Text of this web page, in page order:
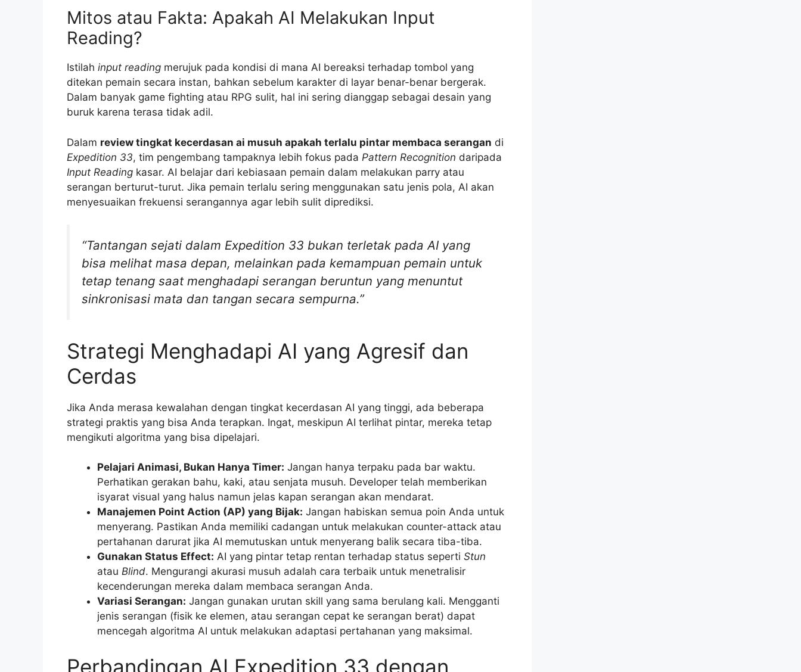
Mitos atau Fakta: Apakah AI Melakukan Input
Reading?
Istilah input reading merujuk pada kondisi di mana AI bereaksi terhadap tombol yang
ditekan pemain secara instan, bahkan sebelum karakter di layar benar-benar bergerak.
Dalam banyak game fighting atau RPG sulit, hal ini sering dianggap sebagai desain yang
buruk karena terasa tidak adil.
Dalam review tingkat kecerdasan ai musuh apakah terlalu pintar membaca serangan di
Expedition 33, tim pengembang tampaknya lebih fokus pada Pattern Recognition daripada
Input Reading kasar. AI belajar dari kebiasaan pemain dalam melakukan parry atau
serangan berturut-turut. Jika pemain terlalu sering menggunakan satu jenis pola, AI akan
menyesuaikan frekuensi serangannya agar lebih sulit diprediksi.
“Tantangan sejati dalam Expedition 33 bukan terletak pada AI yang
bisa melihat masa depan, melainkan pada kemampuan pemain untuk
tetap tenang saat menghadapi serangan beruntun yang menuntut
sinkronisasi mata dan tangan secara sempurna.”
Strategi Menghadapi AI yang Agresif dan
Cerdas
Jika Anda merasa kewalahan dengan tingkat kecerdasan AI yang tinggi, ada beberapa
strategi praktis yang bisa Anda terapkan. Ingat, meskipun AI terlihat pintar, mereka tetap
mengikuti algoritma yang bisa dipelajari.
Pelajari Animasi, Bukan Hanya Timer: Jangan hanya terpaku pada bar waktu.
Perhatikan gerakan bahu, kaki, atau senjata musuh. Developer telah memberikan
isyarat visual yang halus namun jelas kapan serangan akan mendarat.
Manajemen Point Action (AP) yang Bijak: Jangan habiskan semua poin Anda untuk
menyerang. Pastikan Anda memiliki cadangan untuk melakukan counter-attack atau
pertahanan darurat jika AI memutuskan untuk menyerang balik secara tiba-tiba.
Gunakan Status Effect: AI yang pintar tetap rentan terhadap status seperti Stun
atau Blind. Mengurangi akurasi musuh adalah cara terbaik untuk menetralisir
kecenderungan mereka dalam membaca serangan Anda.
Variasi Serangan: Jangan gunakan urutan skill yang sama berulang kali. Mengganti
jenis serangan (fisik ke elemen, atau serangan cepat ke serangan berat) dapat
mencegah algoritma AI untuk melakukan adaptasi pertahanan yang maksimal.
Perbandingan AI Expedition 33 dengan